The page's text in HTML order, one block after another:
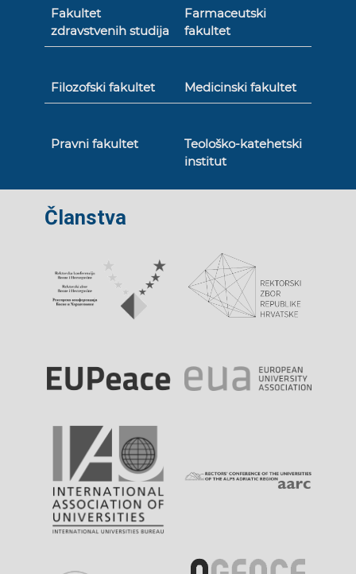
Fakultet
zdravstvenih studija
Farmaceutski
fakultet
Filozofski fakultet Medicinski fakultet
Pravni fakultet
Teološko-katehetski
institut
Članstva